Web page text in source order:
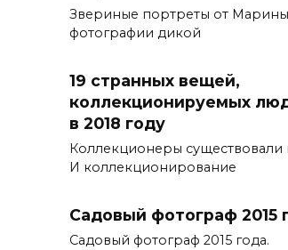
Звериные портреты от
фотографии дикой
19 странных вещей,
коллекционируемых
в 2018 году
Коллекционеры существовали
И коллекционирование
Садовый фотограф 2015
Садовый фотограф 2015 года.